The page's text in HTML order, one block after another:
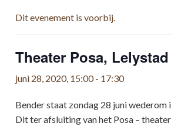
Dit evenement is voorbij.
Theater Posa, Lelystad
juni 28, 2020, 15:00- 17:30
Bender staat zondag 28 juni wederom
Dit ter afsluiting van het Posa –